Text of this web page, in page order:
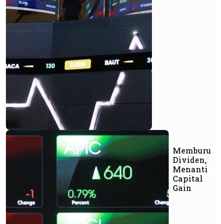
Memburu
Dividen,
Menanti
Capital
Gain